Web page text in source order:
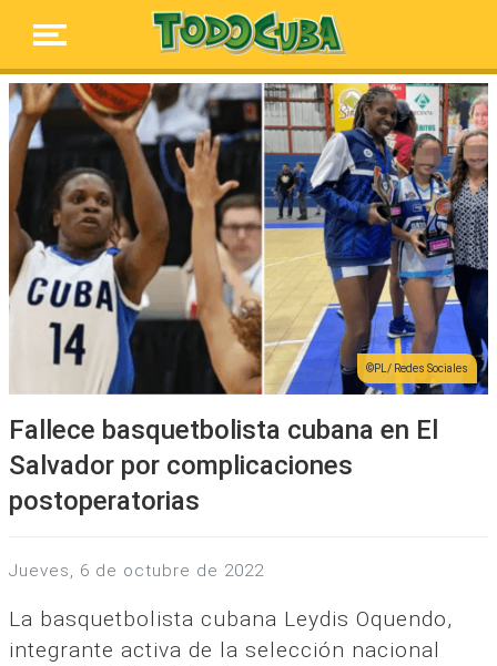
PL/ Redes Sociales
Fallece basquetbolista cubana en El
Salvador por complicaciones
postoperatorias
jueves, 6 de octubre de 2022
La basquetbolista cubana Leydis Oquendo,
integrante activa de la selección nacional